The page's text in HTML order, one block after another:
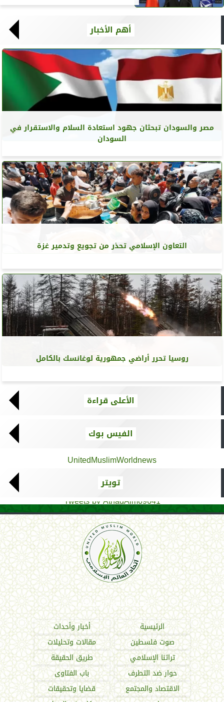
أهم الأخبار
مصر والسودان تبحثان جهود استعادة السلام والاستقرار في
السودان
التعاون الإسلامي تحذر من تجويع وتدمير غزة
روسيا تحرر أراضي جمهورية لوغانسك بالكامل
الأعلى قراءة
الفيس بوك
UnitedMuslimWorldnews
تويتر
Tweets by AthadAlm69641
اتحاد العالم الإسلامي
الرئيسية
أخبار وأحداث
صوت فلسطين
مقالات وتحليلات
تراثنا الإسلامي
طريق الحقيقة
حوار ضد التطرف
باب الفتاوى
الاقتصاد والمجتمع
قضايا وتحقيقات